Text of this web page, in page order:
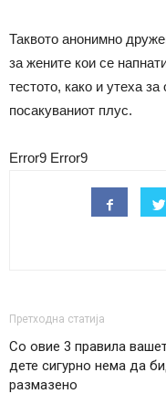
Таквото анонимно
за жените кои се
тестото, како и утеха за
посакуваниот плус.
Error9 Error9
Претходна статија
Со овие 3 правила
дете сигурно нема да
размазено